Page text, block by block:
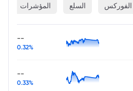
الفوركس السلع المؤشرات
--
0.32%
--
0.33%